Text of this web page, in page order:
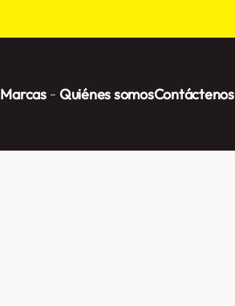
Marcas Quiénes somosContáctenos